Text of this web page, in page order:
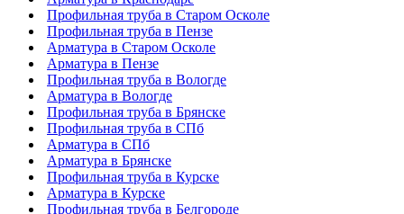
Профильная труба в Старом Осколе
Профильная труба в Пензе
Арматура в Старом Осколе
Арматура в Пензе
Профильная труба в Вологде
Арматура в Вологде
Профильная труба в Брянске
Профильная труба в СПб
Арматура в СПб
Арматура в Брянске
Профильная труба в Курске
Арматура в Курске
Профильная труба в Белгороде